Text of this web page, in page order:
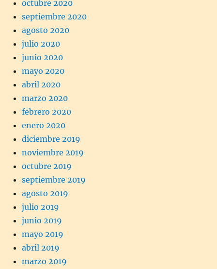
octubre 2020
septiembre 2020
agosto 2020
julio 2020
junio 2020
mayo 2020
abril 2020
marzo 2020
febrero 2020
enero 2020
diciembre 2019
noviembre 2019
octubre 2019
septiembre 2019
agosto 2019
julio 2019
junio 2019
mayo 2019
abril 2019
marzo 2019